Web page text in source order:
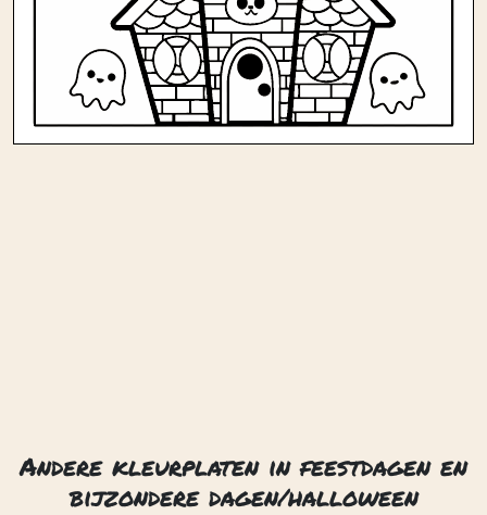
Andere kleurplaten in feestdagen en
bijzondere dagen/halloween